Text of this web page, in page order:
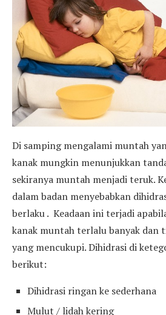
Di samping mengalami muntah
kanak mungkin menunjukkan
sekiranya muntah menjadi teruk.
dalam badan menyebabkan
berlaku . Keadaan ini terjadi
kanak muntah terlalu banyak dan
yang mencukupi. Dihidrasi di
berikut:
Dihidrasi ringan ke sederhana
Mulut / lidah kering